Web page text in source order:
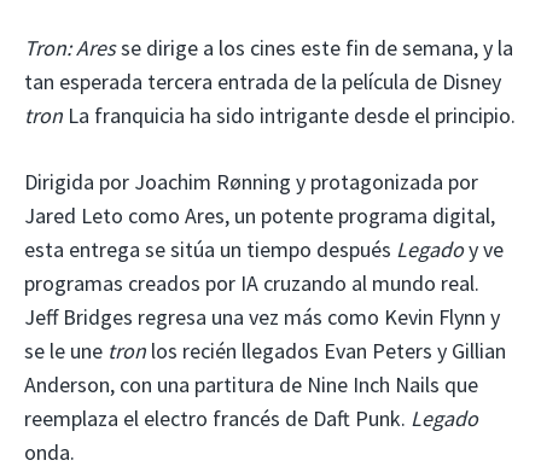
Tron: Aresse dirige a los cines este fin de semana, y la
tan esperada tercera entrada de la película de Disney
tron La franquicia ha sido intrigante desde el principio.
Dirigida por Joachim Rønning y protagonizada por
Jared Leto como Ares, un potente programa digital,
esta entrega se sitúa un tiempo después Legadoy ve
programas creados por IA cruzando al mundo real.
Jeff Bridges regresa una vez más como Kevin Flynn y
se le une tron los recién llegados Evan Peters y Gillian
Anderson, con una partitura de Nine Inch Nails que
reemplaza el electro francés de Daft Punk. Legado
onda.